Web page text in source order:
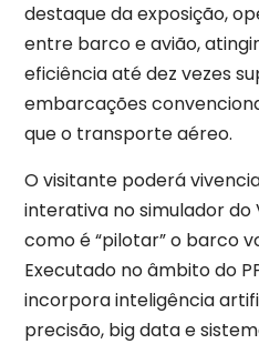
destaque da exposição,
entre barco e avião,
eficiência até dez vezes
embarcações
que o transporte aéreo.
O visitante poderá
interativa no simulador
como é “pilotar” o barco
Executado no âmbito do
incorpora inteligência
precisão, big data e